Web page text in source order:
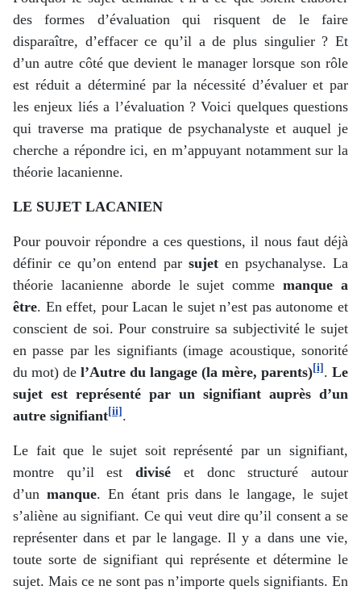
des formes d’évaluation qui risquent de le faire
disparaître, d’effacer ce qu’il a de plus singulier ? Et
d’un autre côté que devient le manager lorsque son rôle
est réduit a déterminé par la nécessité d’évaluer et par
les enjeux liés a l’évaluation ? Voici quelques questions
qui traverse ma pratique de psychanalyste et auquel je
cherche a répondre ici, en m’appuyant notamment sur la
théorie lacanienne.
LE SUJET LACANIEN
Pour pouvoir répondre a ces questions, il nous faut déjà
définir ce qu’on entend par sujeten psychanalyse. La
théorie lacanienne aborde le sujet commemanque a
être. En effet, pour Lacan le sujet n’est pas autonome et
conscient de soi. Pour construire sa subjectivité le sujet
en passe par les signifiants (image acoustique, sonorité
du mot) de l’Autre du langage (la mère, parents)[i] . Le
sujet est représenté par un signifiant auprès d’un
autre signifiant[ii] .
Le fait que le sujet soit représenté par un signifiant,
montre qu’il estdivisé et donc structuré autour
d’un manque. En étant pris dans le langage, le sujet
s’aliène au signifiant. Ce qui veut dire qu’il consent a se
représenter dans et par le langage. Il y a dans une vie,
toute sorte de signifiant qui représente et détermine le
sujet. Mais ce ne sont pas n’importe quels signifiants. En